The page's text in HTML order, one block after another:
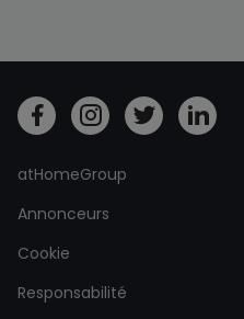
atHomeGroup
Annonceurs
Cookie
Responsabilité